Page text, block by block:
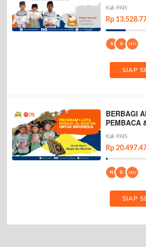
Kak PAIS
Rp
A A 117+
SIAP
BERBAGI
PEMBACA
AL-QURAN
Kak PAIS
Rp
N B 162+
SIAP